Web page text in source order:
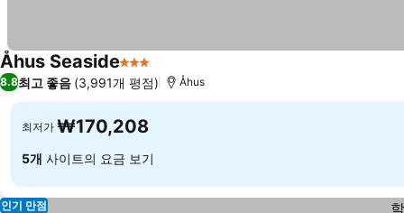
Åhus Seaside3 성급
8.8최고 좋음 (3,991개 평점) Åhus
최저가 ₩170,208
5개 사이트의 요금 보기
인기 만점